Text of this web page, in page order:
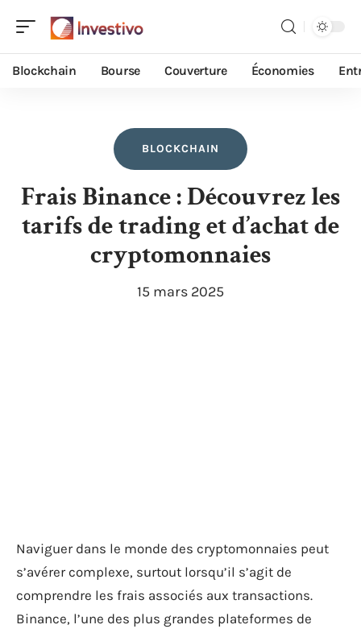
Blockchain Bourse Couverture Économies
BLOCKCHAIN
Frais Binance : Découvrez les
tarifs de trading et d’achat de
cryptomonnaies
15 mars 2025
Naviguer dans le monde des cryptomonnaies peut
s’avérer complexe, surtout lorsqu’il s’agit de
comprendre les frais associés aux transactions.
Binance, l’une des plus grandes plateformes de